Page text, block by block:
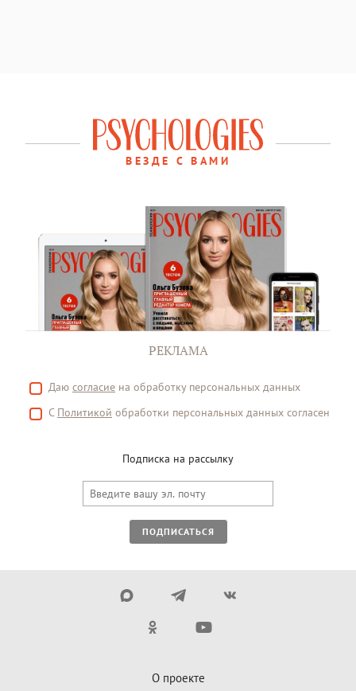
ВЕЗДЕ С ВАМИ
РЕКЛАМА
Даю согласие на обработку персональных данных
С Политикой обработки персональных данных согласен
Подписка на рассылку
ПОДПИСАТЬСЯ
О проекте